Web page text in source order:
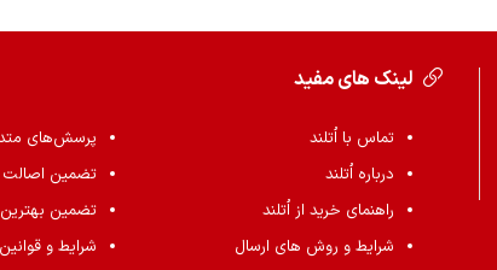
لینک های مفید
تماس با اُتلند
درباره اُتلند
راهنمای خرید از اُتلند
شرایط و روش های ارسال
پرسش‌های
تضمین اصالت
تضمین
شرایط و